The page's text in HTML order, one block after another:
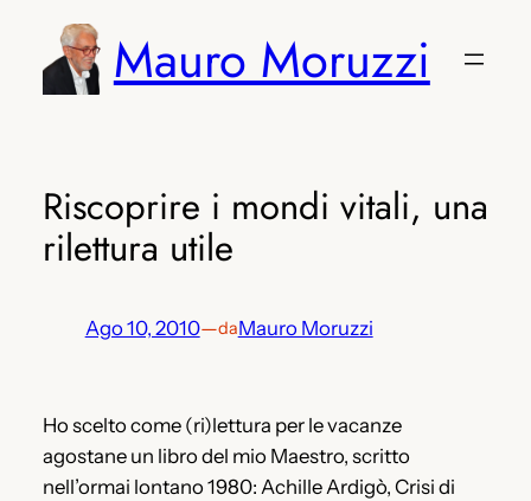
contenuto
Mauro Moruzzi
Riscoprire i mondi vitali, una
rilettura utile
Ago 10, 2010—daMauro Moruzzi
Ho scelto come (ri)lettura per le vacanze
agostane un libro del mio Maestro, scritto
nell’ormai lontano 1980: Achille Ardigò, Crisi di